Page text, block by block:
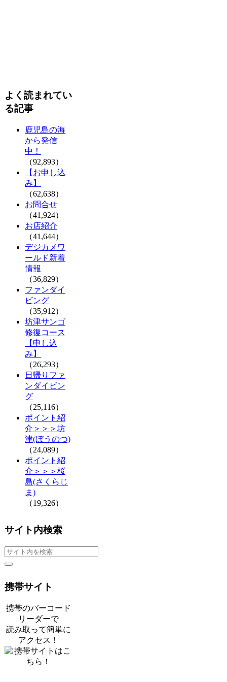
よく読まれてい
る記事
鹿児島の海
から発信
中！
（92,893）
【お申し込
み】
（62,638）
お問合せ
（41,924）
お店紹介
（41,644）
デジカメワ
ールド新着
情報
（36,829）
ファンダイ
ビング
（35,912）
坊津サンゴ
修復コース
【申し込
み】
（26,293）
日帰りファ
ンダイビン
グ
（25,116）
ポイント紹
介＞＞＞坊
津(ぼうのつ)
（24,089）
ポイント紹
介＞＞＞桜
島(さくらじ
ま)
（19,326）
サイト内検索
携帯サイト
携帯のバーコード
リーダーで
読み取って簡単に
アクセス！